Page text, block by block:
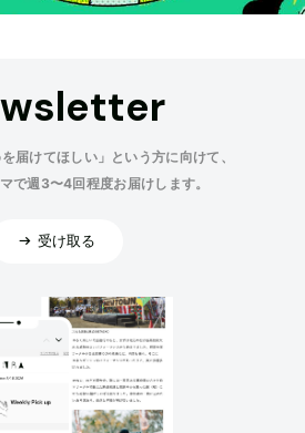
届けてほしい」という方に向けて、
で週3〜4回程度お届けします。
受け取る